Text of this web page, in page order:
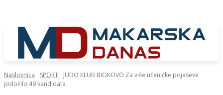
Naslovnica SPORT
JUDO KLUB BIOKOVO Za više učeničke pojaseve
položilo 49 kandidata